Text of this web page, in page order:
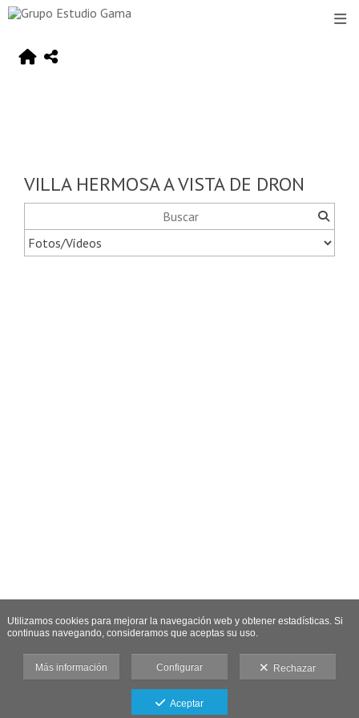
VILLA HERMOSA A VISTA DE DRON
Utilizamos cookies para mejorar la navegación web y obtener estadísticas. Si
continuas navegando, consideramos que aceptas su uso.
Más información Configurar Rechazar
Aceptar